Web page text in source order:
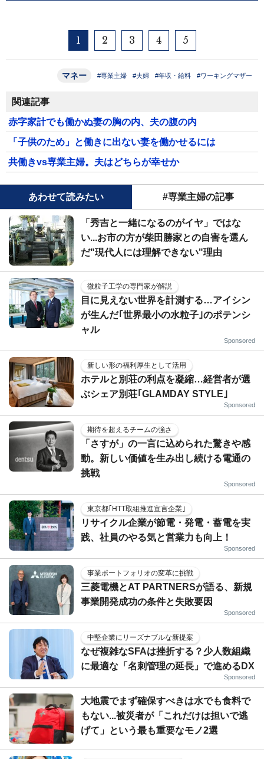
1 2 3 4 5
マネー #専業主婦 #夫婦 #年収・給料 #ワーキングマザー
関連記事
赤字家計でも働かぬ妻の胸の内、夫の腹の内
「子供のため」と働きに出ない妻を働かせるには
共働きvs専業主婦。夫はどちらが幸せか
あわせて読みたい #専業主婦の記事
「秀吉と一緒になるのがイヤ」ではな
い...お市の方が柴田勝家との自害を選ん
だ"現代人には理解できない"理由
微粒子工学の専門家が解説
目に見えない世界を計測する…アイシン
が生んだ｢世界最小の水粒子｣のポテンシ
ャル
Sponsored
新しい形の福利厚生として活用
ホテルと別荘の利点を凝縮…経営者が選
ぶシェア別荘｢GLAMDAY STYLE｣
Sponsored
期待を超えるチームの強さ
「さすが」の一言に込められた驚きや感
動。新しい価値を生み出し続ける電通の
挑戦
Sponsored
東京都｢HTT取組推進宣言企業｣
リサイクル企業が節電・発電・蓄電を実
践、社員のやる気と営業力も向上！
Sponsored
事業ポートフォリオの変革に挑戦
三菱電機とAT PARTNERSが語る、新規
事業開発成功の条件と失敗要因
Sponsored
中堅企業にリーズナブルな新提案
なぜ複雑なSFAは挫折する？少人数組織
に最適な「名刺管理の延長」で進めるDX
Sponsored
大地震でまず確保すべきは水でも食料で
もない...被災者が「これだけは担いで逃
げて」という最も重要なモノ2選